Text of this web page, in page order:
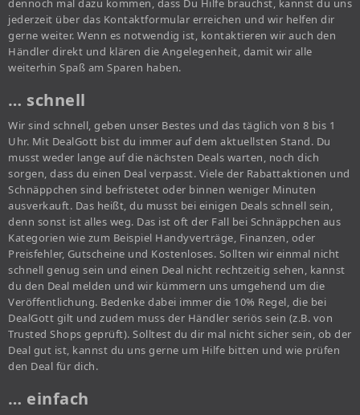
dennoch mal dazu kommen, dass Du Hilfe brauchst, kannst du uns
jederzeit über das Kontaktformular erreichen und wir helfen dir
gerne weiter. Wenn es notwendig ist, kontaktieren wir auch den
Händler direkt und klären die Angelegenheit, damit wir alle
weiterhin Spaß am Sparen haben.
… schnell
Wir sind schnell, geben unser Bestes und das täglich von 8 bis 1
Uhr. Mit DealGott bist du immer auf dem aktuellsten Stand. Du
musst weder lange auf die nächsten Deals warten, noch dich
sorgen, dass du einen Deal verpasst. Viele der Rabattaktionen und
Schnäppchen sind befristetet oder binnen weniger Minuten
ausverkauft. Das heißt, du musst bei einigen Deals schnell sein,
denn sonst ist alles weg. Das ist oft der Fall bei Schnäppchen aus
Kategorien wie zum Beispiel Handyverträge, Finanzen, oder
Preisfehler, Gutscheine und Kostenloses. Sollten wir einmal nicht
schnell genug sein und einen Deal nicht rechtzeitig sehen, kannst
du den Deal melden und wir kümmern uns umgehend um die
Veröffentlichung. Bedenke dabei immer die 10% Regel, die bei
DealGott gilt und zudem muss der Händler seriös sein (z.B. von
Trusted Shops geprüft). Solltest du dir mal nicht sicher sein, ob der
Deal gut ist, kannst du uns gerne um Hilfe bitten und wie prüfen
den Deal für dich.
… einfach